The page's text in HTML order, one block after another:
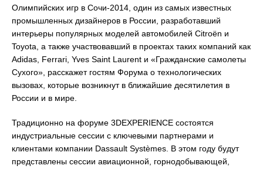
Олимпийских игр в Сочи-2014, один из самых известных
промышленных дизайнеров в России, разработавший
интерьеры популярных моделей автомобилей Citroën и
Toyota, а также участвовавший в проектах таких компаний как
Adidas, Ferrari, Yves Saint Laurent и «Гражданские самолеты
Сухого», расскажет гостям Форума о технологических
вызовах, которые возникнут в ближайшие десятилетия в
России и в мире.
Традиционно на форуме 3DEXPERIENCE состоятся
индустриальные сессии с ключевыми партнерами и
клиентами компании Dassault Systèmes. В этом году будут
представлены сессии авиационной, горнодобывающей,